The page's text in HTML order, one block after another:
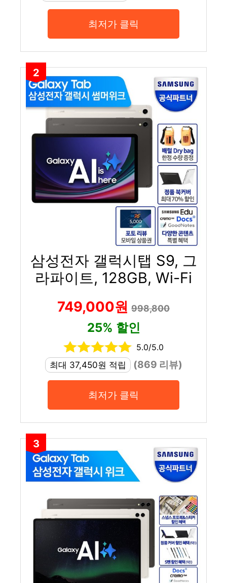
최저가 클릭
2
삼성전자 갤럭시탭 S9, 그
라파이트, 128GB, Wi-Fi
749,000원 998,800
25% 할인
5.0/5.0
최대 37,450원 적립
(869 리뷰)
최저가 클릭
3